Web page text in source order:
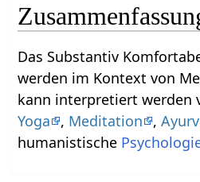
Das Substantiv Komfortabel‏‎ kann
werden im Kontext von
kann interpretiert werden
Yoga
, Meditation ,
humanistische